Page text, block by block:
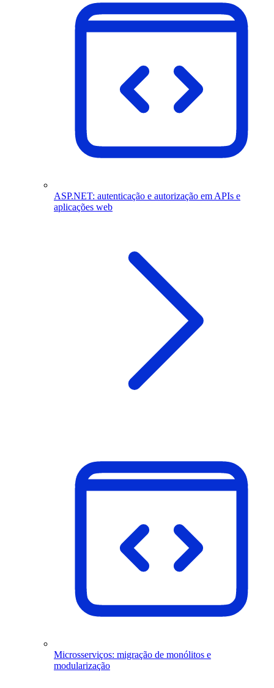
ASP.NET: autenticação e autorização em APIs e
aplicações web
Microsserviços: migração de monólitos e
modularização